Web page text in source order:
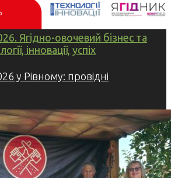
Ягідно-овочевий бізнес та
інновації, успіх
у Рівному: провідні